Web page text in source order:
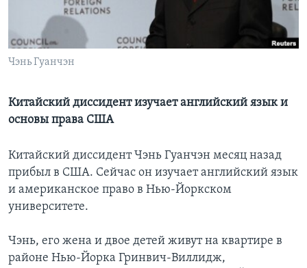
Learning English
СОЦИАЛЬНЫЕ СЕТИ
Языки
Чэнь Гуанчэн
Китайский диссидент изучает английский язык и
основы права США
Китайский диссидент Чэнь Гуанчэн месяц назад
прибыл в США. Сейчас он изучает английский язык
и американское право в Нью-Йоркском
университете.
Чэнь, его жена и двое детей живут на квартире в
районе Нью-Йорка Гринвич-Виллидж,